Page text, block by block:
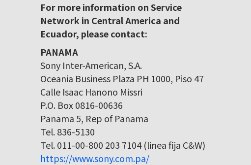
For more information on Service
Network in Central America and
Ecuador, please contact:
PANAMA
Sony Inter-American, S.A.
Oceania Business Plaza PH 1000, Piso 47
Calle Isaac Hanono Missri
P.O. Box 0816-00636
Panama 5, Rep of Panama
Tel. 836-5130
Tel. 011-00-800 203 7104 (linea fija C&W)
https://www.sony.com.pa/